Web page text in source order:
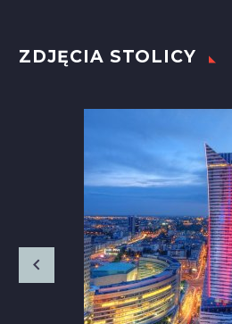
ZDJĘCIA STOLICY